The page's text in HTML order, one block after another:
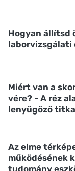
Hogyan állítsd
laborvizsgálati
Miért van a
vére? - A réz
lenyűgöző titka
Az elme
működésének
tudomány